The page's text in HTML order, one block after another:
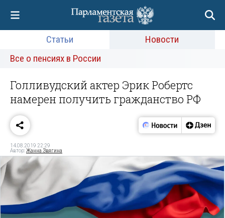
Статьи
Новости
Все о пенсиях в России
Голливудский актер Эрик Робертс
намерен получить гражданство РФ
14.08.2019 22:29
Автор:Жанна Звягина